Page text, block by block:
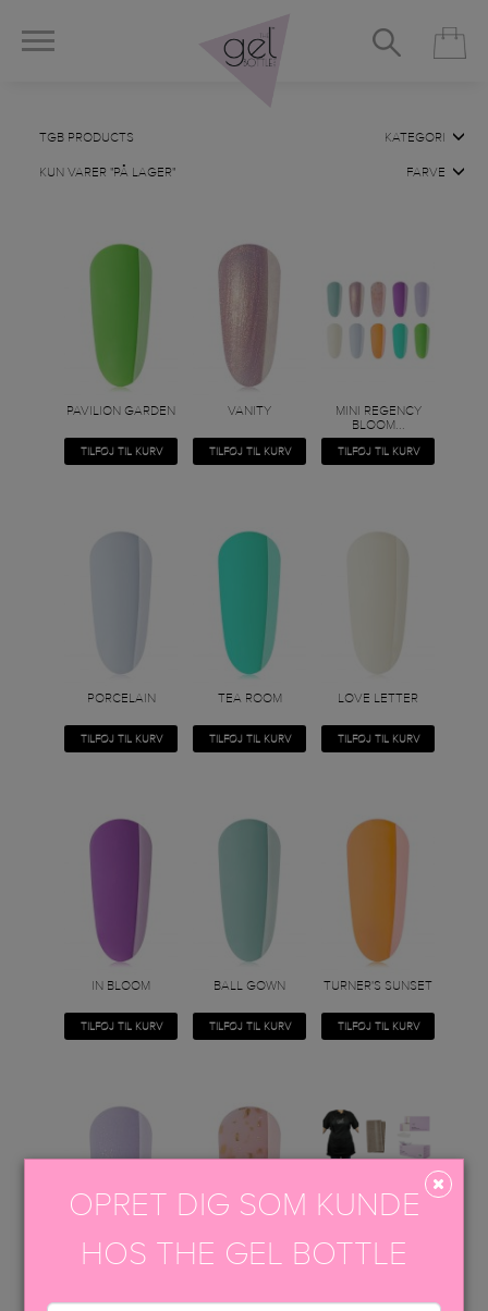
TGB PRODUCTS
KUN VARER "PÅ LAGER"
KATEGORI
FARVE
PAVILION GARDEN
TILFØJ TIL KURV
VANITY
TILFØJ TIL KURV
MINI REGENCY
BLOOM...
TILFØJ TIL KURV
PORCELAIN
TILFØJ TIL KURV
TEA ROOM
TILFØJ TIL KURV
LOVE LETTER
TILFØJ TIL KURV
IN BLOOM
TILFØJ TIL KURV
BALL GOWN
TILFØJ TIL KURV
TURNER'S SUNSET
TILFØJ TIL KURV
OPRET DIG SOM KUNDE
HOS THE GEL BOTTLE